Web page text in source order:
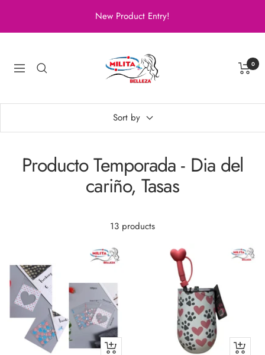
content
New Product Entry!
Navigation
Belleza
0
Sort by
Producto Temporada - Dia del
cariño, Tasas
13 products
+
+